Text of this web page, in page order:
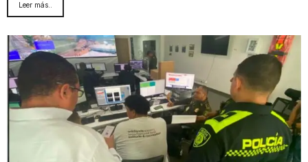
Leer más..